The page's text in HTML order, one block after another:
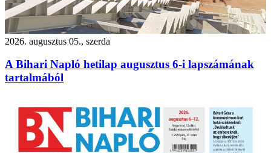
2026. augusztus 05., szerda
A Bihari Napló hetilap augusztus 6-i lapszámának
tartalmából